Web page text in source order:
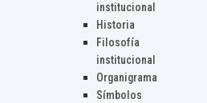
institucional
Historia
Filosofía
institucional
Organigrama
Símbolos